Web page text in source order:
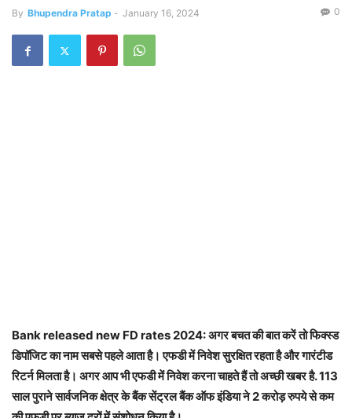
By Bhupendra Pratap - January 16, 2024 0
Bank released new FD rates 2024: अगर बचत की बात करें तो फिक्स्ड
डिपॉजिट का नाम सबसे पहले आता है। एफडी में निवेश सुरक्षित रहता है और गारंटीड
रिटर्न मिलता है। अगर आप भी एफडी में निवेश करना चाहते हैं तो अच्छी खबर है. 113
साल पुराने सार्वजनिक क्षेत्र के बैंक सेंट्रल बैंक ऑफ इंडिया ने 2 करोड़ रुपये से कम